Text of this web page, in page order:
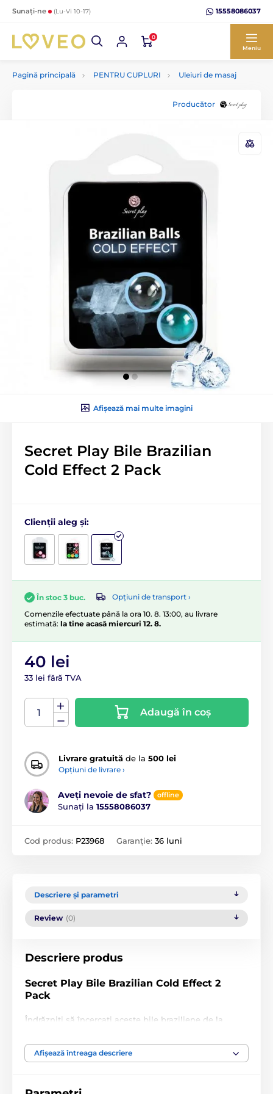
Sunați-ne (Lu-Vi 10-17) 15558086037
0
Meniu
Pagină principală PENTRU CUPLURI Uleiuri de masaj
Producător
Afișează mai multe imagini
Secret Play Bile Brazilian
Cold Effect 2 Pack
Clienții aleg și:
În stoc 3 buc.
Opțiuni de transport ›
Comenzile efectuate până la ora 10. 8. 13:00, au livrare
estimată: la tine acasă miercuri 12. 8.
40 lei
33 lei fără TVA
Adaugă în coș
Livrare gratuită de la 500 lei
Opțiuni de livrare ›
Aveți nevoie de sfat? offline
Sunați la 15558086037
Cod produs: P23968 Garanție: 36 luni
Descriere și parametri
Review (0)
Descriere produs
Secret Play Bile Brazilian Cold Effect 2
Pack
Îndrăzniți să încercați aceste bile braziliene de la
Mod de utilizare:
Afișează întreaga descriere